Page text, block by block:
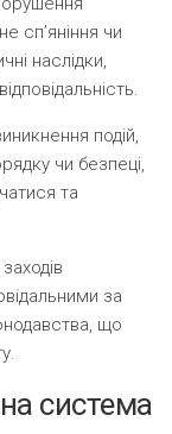
сп’яніння чи
наслідки,
подій,
чи безпеці,
та
за
що
система